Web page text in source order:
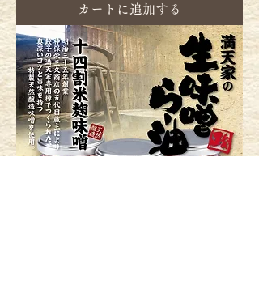
カートに追加する